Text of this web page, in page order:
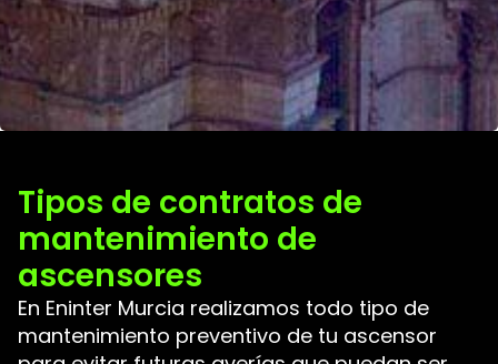
Tipos de contratos de
mantenimiento de
ascensores
En Eninter Murcia realizamos todo tipo de
mantenimiento preventivo de tu ascensor